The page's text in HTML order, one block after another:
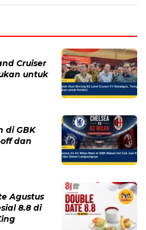
web saya pada peramban ini
Cara Login, Fungsi,